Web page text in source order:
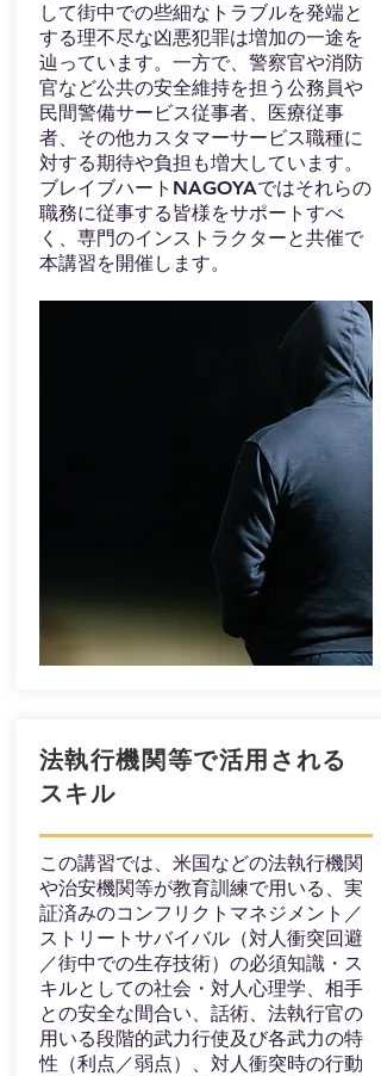
して街中での些細なトラブルを発端と
する理不尽な凶悪犯罪は増加の一途を
辿っています。一方で、警察官や消防
官など公共の安全維持を担う公務員や
民間警備サービス従事者、医療従事
者、その他カスタマーサービス職種に
対する期待や負担も増大しています。
ブレイブハートNAGOYAではそれらの
職務に従事する皆様をサポートすべ
く、専門のインストラクターと共催で
本講習を開催します。
​法執行機関等で活用される
スキル
この講習では、米国などの法執行機関
や治安機関等が教育訓練で用いる、実
証済みのコンフリクトマネジメント／
ストリートサバイバル（対人衝突回避
／街中での生存技術）の必須知識・ス
キルとしての社会・対人心理学、相手
との安全な間合い、話術、法執行官の
用いる段階的武力行使及び各武力の特
性（利点／弱点）、対人衝突時の行動